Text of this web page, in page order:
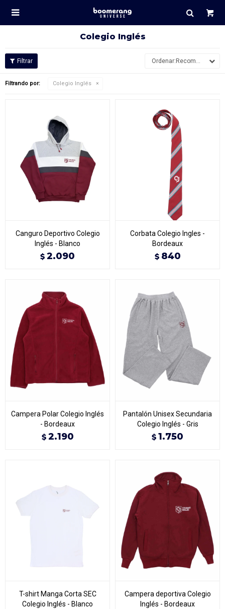

Colegio Inglés
Recomendados
Filtrando por: Colegio Inglés
Canguro Deportivo Colegio
Inglés - Blanco
$ 2.090
Corbata Colegio Ingles -
Bordeaux
$ 840
Campera Polar Colegio Inglés
- Bordeaux
$ 2.190
Pantalón Unisex Secundaria
Colegio Inglés - Gris
$ 1.750
T-shirt Manga Corta SEC
Colegio Inglés - Blanco
Campera deportiva Colegio
Inglés - Bordeaux